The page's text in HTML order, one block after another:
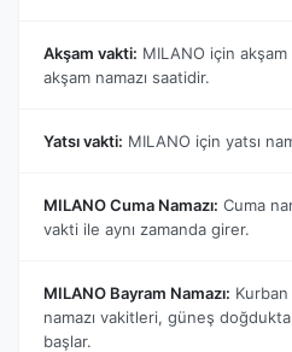
Akşam vakti: MILANO için
akşam namazı saatidir.
Yatsı vakti: MILANO için yatsı
MILANO Cuma Namazı: Cuma
vakti ile aynı zamanda girer.
MILANO Bayram Namazı: Kurban
namazı vakitleri, güneş
başlar.